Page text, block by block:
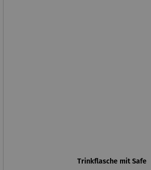
Trinkflasche mit Safe